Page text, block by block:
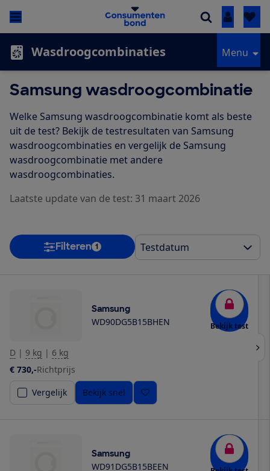
Inloggen
Wasdroogcombinaties Menu
Samsung wasdroogcombinatie
Welke Samsung wasdroogcombinatie komt als beste
uit de test? Bekijk de testresultaten van Samsung
wasdroogcombinaties en vergelijk de Samsung
wasdroogcombinatie met andere
wasdroogcombinaties.
Laatste update van de test: 31 maart 2026
Filteren 1
Samsung
WD90DG5B15BHEN Bekijk test
D | 9 kg | 6 kg
€ 730,-Richtprijs
Vergelijk
Bekijk snel
Samsung
WD91DG5B15BEEN